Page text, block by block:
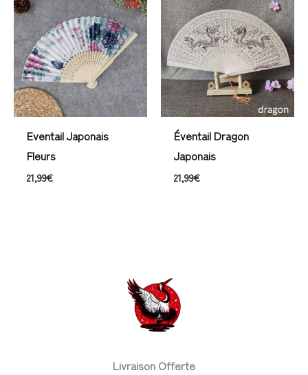
Eventail Japonais
Fleurs
21,99€
Éventail Dragon
Japonais
21,99€
Livraison Offerte